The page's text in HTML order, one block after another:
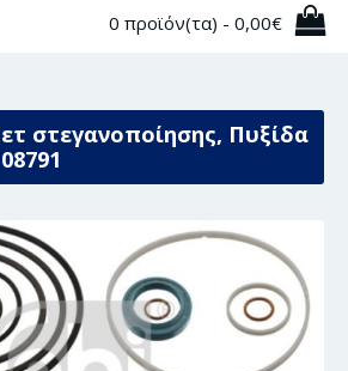
0 προϊόν(τα) - 0,00€
στεγανοποίησης, Πυξίδα